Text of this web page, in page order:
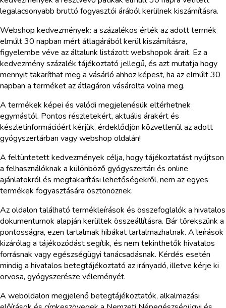
legalacsonyabb bruttó fogyasztói árából kerülnek kiszámításra.
Webshop kedvezmények: a százalékos érték az adott termék
elmúlt 30 napban mért átlagárából kerül kiszámításra,
figyelembe véve az általunk listázott webshopok árait. Ez a
kedvezmény százalék tájékoztató jellegű, és azt mutatja hogy
mennyit takaríthat meg a vásárló ahhoz képest, ha az elmúlt 30
napban a terméket az átlagáron vásárolta volna meg.
A termékek képei és valódi megjelenésük eltérhetnek
egymástól. Pontos részletekért, aktuális árakért és
készletinformációért kérjük, érdeklődjön közvetlenül az adott
gyógyszertárban vagy webshop oldalán!
A feltüntetett kedvezmények célja, hogy tájékoztatást nyújtson
a felhasználóknak a különböző gyógyszertári és online
ajánlatokról és megtakarítási lehetőségekről, nem az egyes
termékek fogyasztására ösztönöznek.
Az oldalon található termékleírások és összefoglalók a hivatalos
dokumentumok alapján kerültek összeállításra. Bár törekszünk a
pontosságra, ezen tartalmak hibákat tartalmazhatnak. A leírások
kizárólag a tájékozódást segítik, és nem tekinthetők hivatalos
forrásnak vagy egészségügyi tanácsadásnak. Kérdés esetén
mindig a hivatalos betegtájékoztató az irányadó, illetve kérje ki
orvosa, gyógyszerésze véleményét.
A weboldalon megjelenő betegtájékoztatók, alkalmazási